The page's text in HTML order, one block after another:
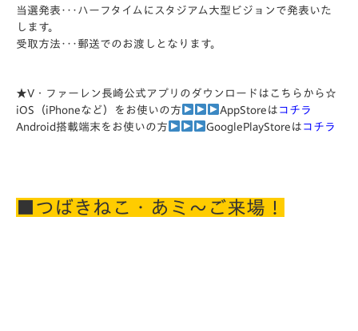
当選発表･･･ハーフタイムにスタジアム大型ビジョンで発表いた
します。
受取方法･･･郵送でのお渡しとなります。
★V・ファーレン長崎公式アプリのダウンロードはこちらから☆
iOS（iPhoneなど）をお使いの方
AppStoreは コチラ
Android搭載端末をお使いの方
GooglePlayStoreは コチラ
■つばきねこ・あミ～ご来場！